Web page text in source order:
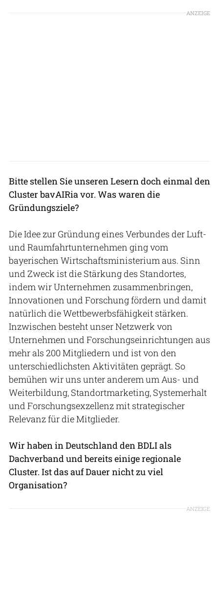
ANZEIGE
Bitte stellen Sie unseren Lesern doch einmal den
Cluster bavAIRia vor. Was waren die
Gründungsziele?
Die Idee zur Gründung eines Verbundes der Luft-
und Raumfahrtunternehmen ging vom
bayerischen Wirtschaftsministerium aus. Sinn
und Zweck ist die Stärkung des Standortes,
indem wir Unternehmen zusammenbringen,
Innovationen und Forschung fördern und damit
natürlich die Wettbewerbsfähigkeit stärken.
Inzwischen besteht unser Netzwerk von
Unternehmen und Forschungseinrichtungen aus
mehr als 200 Mitgliedern und ist von den
unterschiedlichsten Aktivitäten geprägt. So
bemühen wir uns unter anderem um Aus- und
Weiterbildung, Standortmarketing, Systemerhalt
und Forschungsexzellenz mit strategischer
Relevanz für die Mitglieder.
Wir haben in Deutschland den BDLI als
Dachverband und bereits einige regionale
Cluster. Ist das auf Dauer nicht zu viel
Organisation?
ANZEIGE